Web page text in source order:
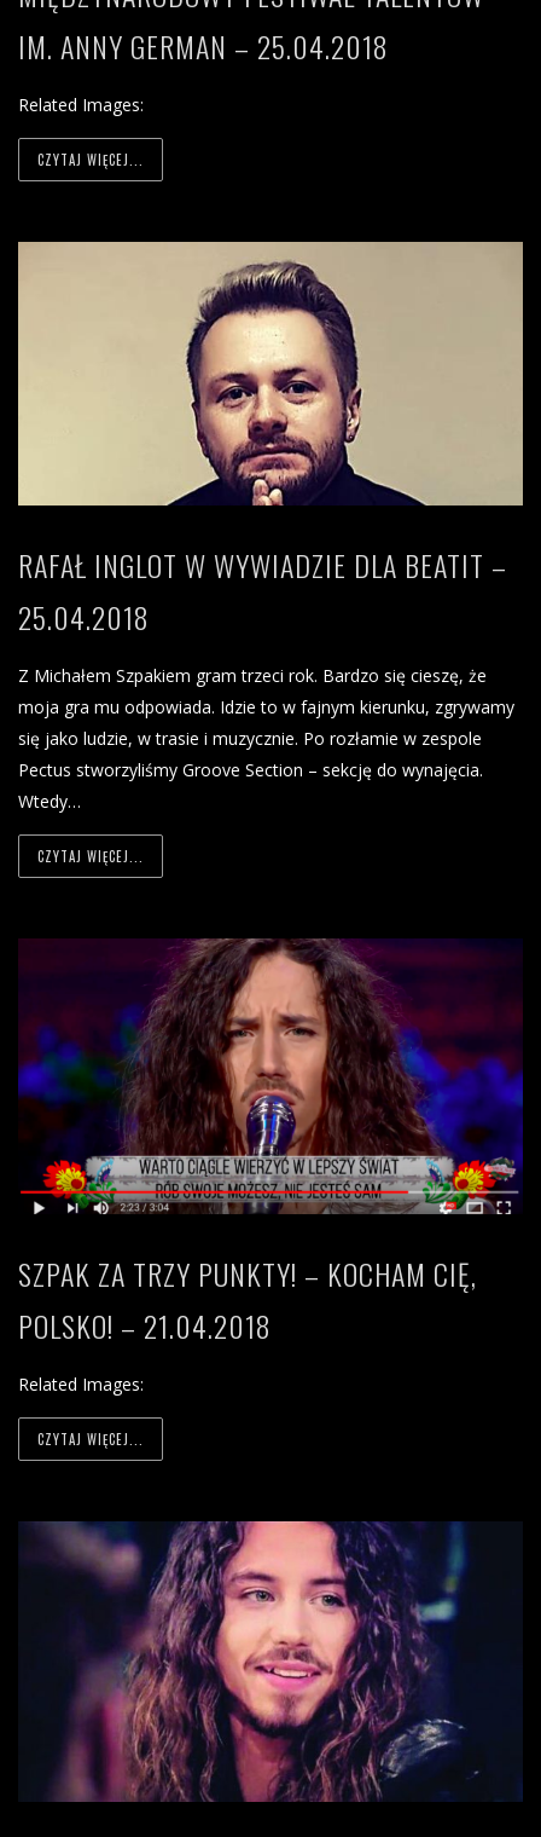
IM. ANNY GERMAN – 25.04.2018
Related Images:
CZYTAJ WIĘCEJ...
RAFAŁ INGLOT W WYWIADZIE DLA BEATIT –
25.04.2018
Z Michałem Szpakiem gram trzeci rok. Bardzo się cieszę, że
moja gra mu odpowiada. Idzie to w fajnym kierunku, zgrywamy
się jako ludzie, w trasie i muzycznie. Po rozłamie w zespole
Pectus stworzyliśmy Groove Section – sekcję do wynajęcia.
Wtedy…
CZYTAJ WIĘCEJ...
SZPAK ZA TRZY PUNKTY! – KOCHAM CIĘ,
POLSKO! – 21.04.2018
Related Images:
CZYTAJ WIĘCEJ...